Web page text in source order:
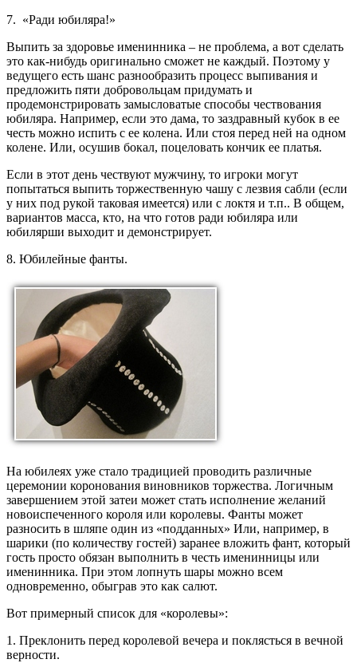
7. «Ради юбиляра!»
Выпить за здоровье именинника – не проблема, а вот сделать
это как-нибудь оригинально сможет не каждый. Поэтому у
ведущего есть шанс разнообразить процесс выпивания и
предложить пяти добровольцам придумать и
продемонстрировать замысловатые способы чествования
юбиляра. Например, если это дама, то заздравный кубок в ее
честь можно испить с ее колена. Или стоя перед ней на одном
колене. Или, осушив бокал, поцеловать кончик ее платья.
Если в этот день чествуют мужчину, то игроки могут
попытаться выпить торжественную чашу с лезвия сабли (если
у них под рукой таковая имеется) или с локтя и т.п.. В общем,
вариантов масса, кто, на что готов ради юбиляра или
юбилярши выходит и демонстрирует.
8. Юбилейные фанты.
На юбилеях уже стало традицией проводить различные
церемонии коронования виновников торжества. Логичным
завершением этой затеи может стать исполнение желаний
новоиспеченного короля или королевы. Фанты может
разносить в шляпе один из «подданных» Или, например, в
шарики (по количеству гостей) заранее вложить фант, который
гость просто обязан выполнить в честь именинницы или
именинника. При этом лопнуть шары можно всем
одновременно, обыграв это как салют.
Вот примерный список для «королевы»:
1. Преклонить перед королевой вечера и поклясться в вечной
верности.